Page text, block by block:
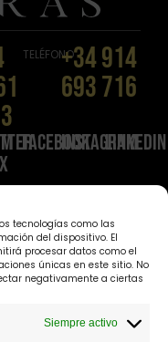
tecnologías como las
del dispositivo. El
procesar datos como el
únicas en este sitio. No
negativamente a ciertas
Siempre activo
TELÉFONO+34 914
693 716
Facebookinstagram
linkedin
Local Bajo, 28025,
Madrid, España
audiencias